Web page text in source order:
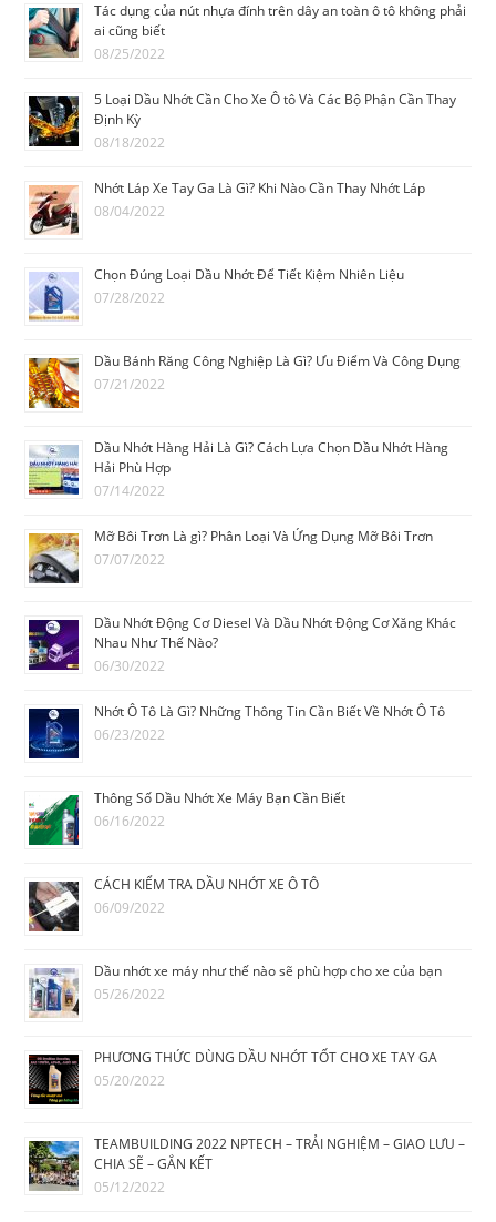
Tác dụng của nút nhựa đính trên dây an toàn ô tô không phải
ai cũng biết
08/25/2022
5 Loại Dầu Nhớt Cần Cho Xe Ô tô Và Các Bộ Phận Cần Thay
Định Kỳ
08/18/2022
Nhớt Láp Xe Tay Ga Là Gì? Khi Nào Cần Thay Nhớt Láp
08/04/2022
Chọn Đúng Loại Dầu Nhớt Để Tiết Kiệm Nhiên Liệu
07/28/2022
Dầu Bánh Răng Công Nghiệp Là Gì? Ưu Điểm Và Công Dụng
07/21/2022
Dầu Nhớt Hàng Hải Là Gì? Cách Lựa Chọn Dầu Nhớt Hàng
Hải Phù Hợp
07/14/2022
Mỡ Bôi Trơn Là gì? Phân Loại Và Ứng Dụng Mỡ Bôi Trơn
07/07/2022
Dầu Nhớt Động Cơ Diesel Và Dầu Nhớt Động Cơ Xăng Khác
Nhau Như Thế Nào?
06/30/2022
Nhớt Ô Tô Là Gì? Những Thông Tin Cần Biết Về Nhớt Ô Tô
06/23/2022
Thông Số Dầu Nhớt Xe Máy Bạn Cần Biết
06/16/2022
CÁCH KIỂM TRA DẦU NHỚT XE Ô TÔ
06/09/2022
Dầu nhớt xe máy như thế nào sẽ phù hợp cho xe của bạn
05/26/2022
PHƯƠNG THỨC DÙNG DẦU NHỚT TỐT CHO XE TAY GA
05/20/2022
TEAMBUILDING 2022 NPTECH – TRẢI NGHIỆM – GIAO LƯU –
CHIA SẼ – GẮN KẾT
05/12/2022